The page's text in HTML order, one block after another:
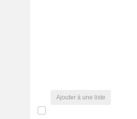
Ajouter à une liste